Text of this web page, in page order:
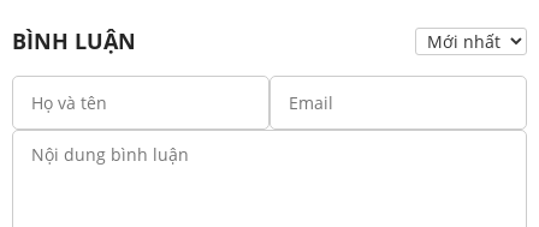
BÌNH LUẬN